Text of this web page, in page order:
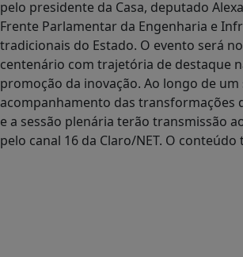
pelo presidente da Casa, deputado
Frente Parlamentar da Engenharia e
tradicionais do Estado. O evento será
centenário com trajetória de destaque
promoção da inovação. Ao longo de
acompanhamento das transformações
e a sessão plenária terão transmissão
pelo canal 16 da Claro/NET. O